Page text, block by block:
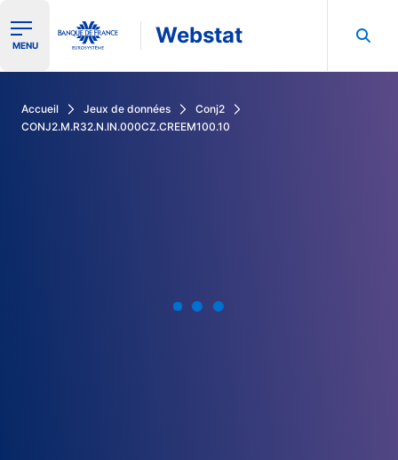
Ouvrir le menu de navigation
MENU Webstat
Accueil Jeux de données
Conj2
CONJ2.M.R32.N.IN.000CZ.CREEM100.10